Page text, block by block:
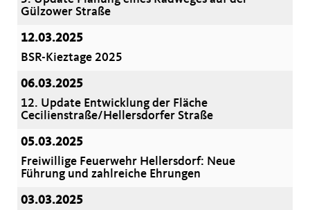
Gülzower Straße
12.03.2025
BSR-Kieztage 2025
06.03.2025
12. Update Entwicklung der Fläche
Cecilienstraße/Hellersdorfer Straße
05.03.2025
Freiwillige Feuerwehr Hellersdorf: Neue
Führung und zahlreiche Ehrungen
03.03.2025